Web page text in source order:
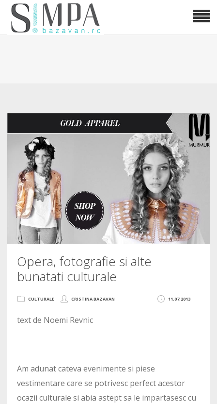
Opera, fotografie si alte
bunatati culturale
11.07.2013
CULTURALE CRISTINA BAZAVAN
text de Noemi Revnic
Am adunat cateva evenimente si piese
vestimentare care se potrivesc perfect acestor
ocazii culturale si abia astept sa le impartasesc cu